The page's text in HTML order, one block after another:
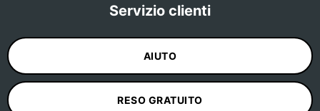
Servizio clienti
AIUTO
RESO GRATUITO